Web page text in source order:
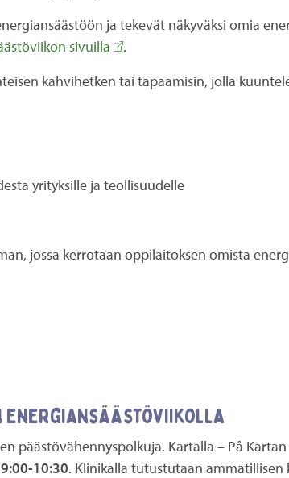
ja tekevät näkyväksi omia
sivuilla
.
kahvihetken tai tapaamisin, jolla
yrityksille ja teollisuudelle
jossa kerrotaan oppilaitoksen omista
Kartalla – På
10:30. Klinikalla tutustutaan